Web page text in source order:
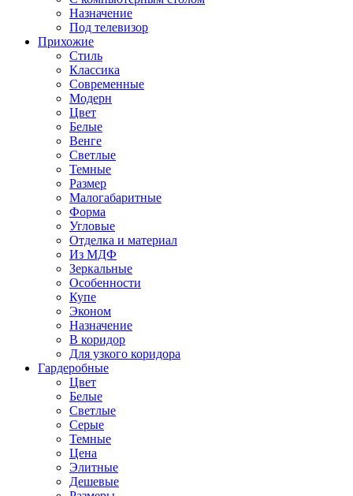
Назначение
Под телевизор
Прихожие
Стиль
Классика
Современные
Модерн
Цвет
Белые
Венге
Светлые
Темные
Размер
Малогабаритные
Форма
Угловые
Отделка и материал
Из МДФ
Зеркальные
Особенности
Купе
Эконом
Назначение
В коридор
Для узкого коридора
Гардеробные
Цвет
Белые
Светлые
Серые
Темные
Цена
Элитные
Дешевые